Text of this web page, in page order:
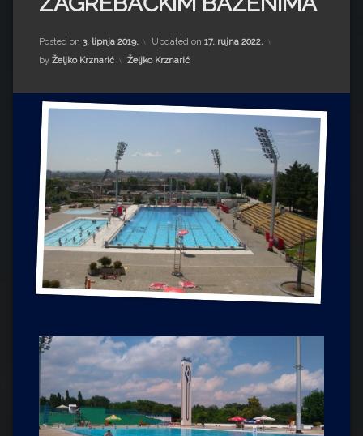
Impressum
Milenko Strižak
Drugi autori
Drugi autori
Ljiljana Lekanić-Kljaić
Željko Krznarić
Mario Lovreković
Miroslav Šantek
Posted on 3. lipnja 2019. Updated on 17. rujna 2022.
by Željko Krznarić Kategorije:
Željko Krznarić